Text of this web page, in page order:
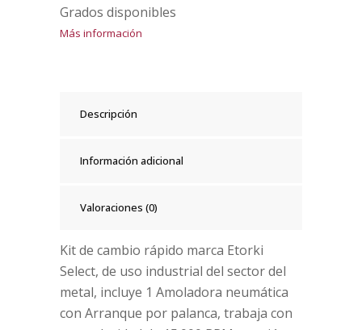
Grados disponibles
Más información
Descripción
Información adicional
Valoraciones (0)
Kit de cambio rápido marca Etorki
Select, de uso industrial del sector del
metal, incluye 1 Amoladora neumática
con Arranque por palanca, trabaja con